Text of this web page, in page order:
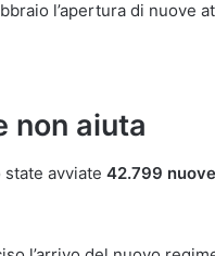
l’apertura di nuove
non aiuta
state avviate 42.799